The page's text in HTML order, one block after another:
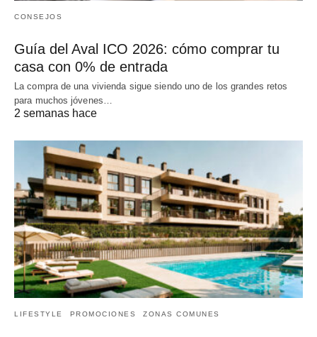
CONSEJOS
Guía del Aval ICO 2026: cómo comprar tu
casa con 0% de entrada
La compra de una vivienda sigue siendo uno de los grandes retos
para muchos jóvenes…
2 semanas hace
LIFESTYLE PROMOCIONES ZONAS COMUNES